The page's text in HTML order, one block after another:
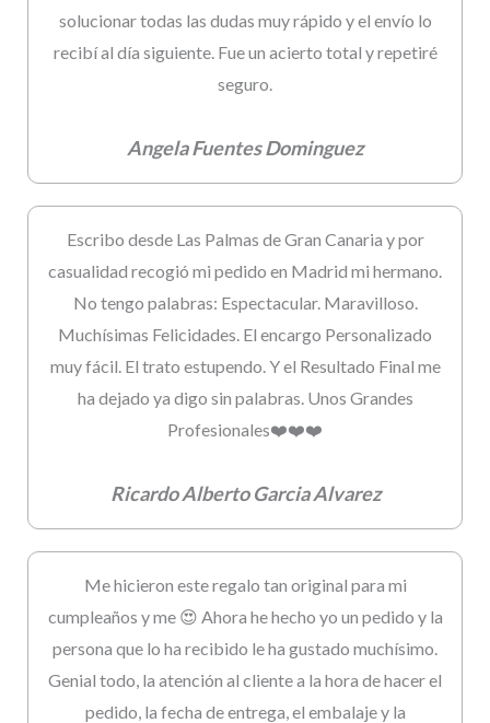
solucionar todas las dudas muy rápido y el envío lo
recibí al día siguiente. Fue un acierto total y repetiré
seguro.
Angela Fuentes Dominguez
Escribo desde Las Palmas de Gran Canaria y por
casualidad recogió mi pedido en Madrid mi hermano.
No tengo palabras: Espectacular. Maravilloso.
Muchísimas Felicidades. El encargo Personalizado
muy fácil. El trato estupendo. Y el Resultado Final me
ha dejado ya digo sin palabras. Unos Grandes
Profesionales❤️❤️❤️
Ricardo Alberto Garcia Alvarez
Me hicieron este regalo tan original para mi
cumpleaños y me 😍 Ahora he hecho yo un pedido y la
persona que lo ha recibido le ha gustado muchísimo.
Genial todo, la atención al cliente a la hora de hacer el
pedido, la fecha de entrega, el embalaje y la